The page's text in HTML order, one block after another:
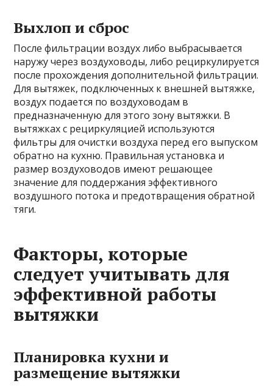
Выхлоп и сброс
После фильтрации воздух либо выбрасывается
наружу через воздуховоды, либо рециркулируется
после прохождения дополнительной фильтрации.
Для вытяжек, подключенных к внешней вытяжке,
воздух подается по воздуховодам в
предназначенную для этого зону вытяжки. В
вытяжках с рециркуляцией используются
фильтры для очистки воздуха перед его выпуском
обратно на кухню. Правильная установка и
размер воздуховодов имеют решающее
значение для поддержания эффективного
воздушного потока и предотвращения обратной
тяги.
Факторы, которые
следует учитывать для
эффективной работы
вытяжки
Планировка кухни и
размещение вытяжки